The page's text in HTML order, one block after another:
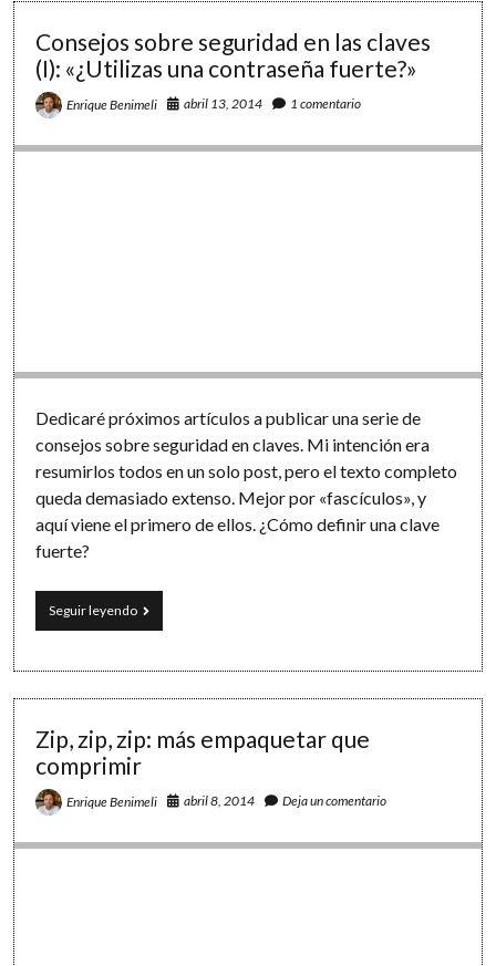
conectamos
a
la
de
Consejos sobre seguridad en las claves
(I): «¿Utilizas una contraseña fuerte?»
Enrique Benimeli abril 13, 2014 1 comentario
Dedicaré próximos artículos a publicar una serie de
consejos sobre seguridad en claves. Mi intención era
resumirlos todos en un solo post, pero el texto completo
queda demasiado extenso. Mejor por «fascículos», y
aquí viene el primero de ellos. ¿Cómo definir una clave
fuerte?
Seguir leyendoConsejos
sobre
en
«¿Utilizas
una
fuerte?»
Zip, zip, zip: más empaquetar que
comprimir
Enrique Benimeli abril 8, 2014 Deja un comentario